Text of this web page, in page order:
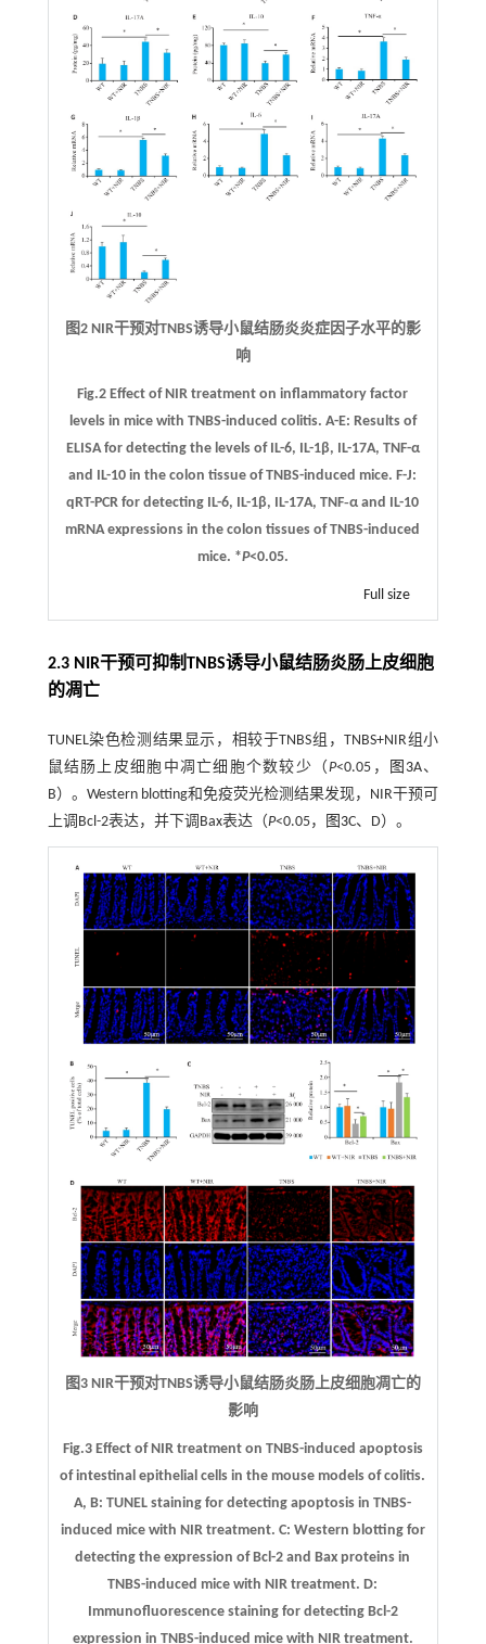
图2 NIR干预对TNBS诱导小鼠结肠炎炎症因子水平的影
响
Fig.2 Effect of NIR treatment on inflammatory factor
levels in mice with TNBS-induced colitis. A-E: Results of
ELISA for detecting the levels of IL-6, IL-1β, IL-17A, TNF-α
and IL-10 in the colon tissue of TNBS-induced mice.F-J:
qRT-PCR for detecting IL-6, IL-1β, IL-17A, TNF‑α and IL-10
mRNA expressions in the colon tissues of TNBS-induced
mice. *P<0.05.
Full size
2.3 NIR干预可抑制TNBS诱导小鼠结肠炎肠上皮细胞
的凋亡
TUNEL染色检测结果显示，相较于TNBS组，TNBS+NIR组小
鼠结肠上皮细胞中凋亡细胞个数较少（P<0.05， 图3A、
B）。Western blotting和免疫荧光检测结果发现，NIR干预可
上调Bcl-2表达，并下调Bax表达（P<0.05， 图3C、D）。
图3 NIR干预对TNBS诱导小鼠结肠炎肠上皮细胞凋亡的
影响
Fig.3 Effect of NIR treatment on TNBS-induced apoptosis
of intestinal epithelial cells in the mouse models of colitis.
A, B: TUNEL staining for detecting apoptosis in TNBS-
induced mice with NIR treatment. C: Western blotting for
detecting the expression of Bcl-2 and Bax proteins in
TNBS-induced mice with NIR treatment. D:
Immunofluorescence staining for detecting Bcl-2
expression in TNBS-induced mice with NIR treatment.